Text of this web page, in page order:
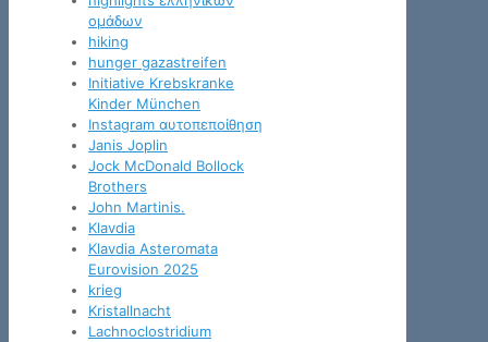
ομάδων
hiking
hunger gazastreifen
Initiative Krebskranke
Kinder München
Instagram αυτοπεποίθηση
Janis Joplin
Jock McDonald Bollock
Brothers
John Martinis.
Klavdia
Klavdia Asteromata
Eurovision 2025
krieg
Kristallnacht
Lachnoclostridium